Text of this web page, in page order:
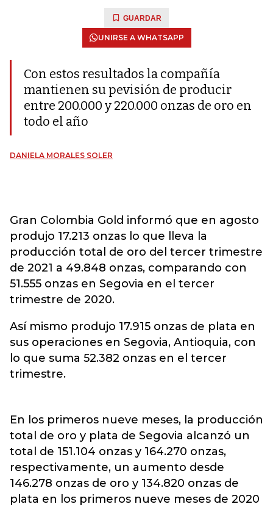
GUARDAR
UNIRSE A WHATSAPP
Con estos resultados la compañía
mantienen su pevisión de producir
entre 200.000 y 220.000 onzas de oro en
todo el año
DANIELA MORALES SOLER
Gran Colombia Gold informó que en agosto
produjo 17.213 onzas lo que lleva la
producción total de oro del tercer trimestre
de 2021 a 49.848 onzas, comparando con
51.555 onzas en Segovia en el tercer
trimestre de 2020.
Así mismo produjo 17.915 onzas de plata en
sus operaciones en Segovia, Antioquia, con
lo que suma 52.382 onzas en el tercer
trimestre.
En los primeros nueve meses, la producción
total de oro y plata de Segovia alcanzó un
total de 151.104 onzas y 164.270 onzas,
respectivamente, un aumento desde
146.278 onzas de oro y 134.820 onzas de
plata en los primeros nueve meses de 2020